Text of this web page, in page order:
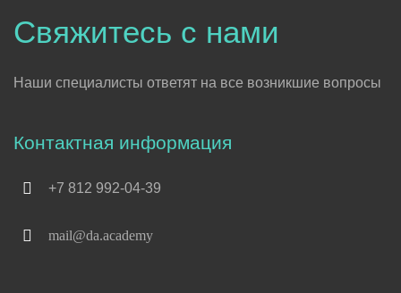
Свяжитесь с нами
Наши специалисты ответят на все возникшие вопросы
Контактная информация
+7 812 992-04-39
mail@da.academy